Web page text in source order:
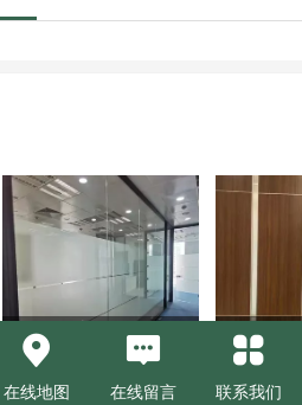
单层玻璃隔断 活动隔
在线地图 在线留言 联系我们